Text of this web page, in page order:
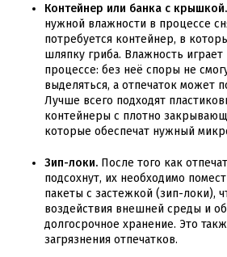
Контейнер или банка с крышкой.
нужной влажности в процессе
потребуется контейнер, в
шляпку гриба. Влажность
процессе: без неё споры не
выделяться, а отпечаток может
Лучше всего подходят
контейнеры с плотно
которые обеспечат нужный
Зип-локи. После того как
подсохнут, их необходимо
пакеты с застежкой (зип-локи),
воздействия внешней среды и
долгосрочное хранение. Это
загрязнения отпечатков.